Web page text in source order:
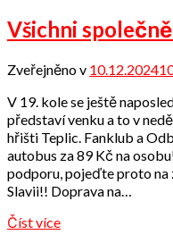
Všichni
Zveřejněno v 10.12.2024
V 19. kole se ještě
představí venku a to v
hřišti Teplic. Fanklub a
autobus za 89 Kč na
podporu, pojeďte proto
Slavii!! Doprava na…
Číst více